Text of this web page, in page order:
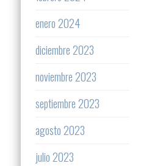
enero 2024
diciembre 2023
noviembre 2023
septiembre 2023
agosto 2023
julio 2023